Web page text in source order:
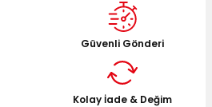
bilgiler bulunuyor.
daha pahalı.
olmalı.
Güvenli Gönderi
Kolay İade & Değim